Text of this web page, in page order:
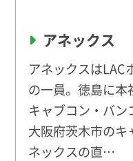
アネックス
アネックスはLAC
の一員。徳島に本
キャブコン・バン
大阪府茨木市のキ
ネックスの直…